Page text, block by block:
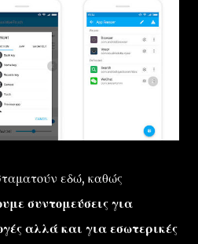
εδώ, καθώς
συντομεύσεις για
αλλά και για εσωτερικές